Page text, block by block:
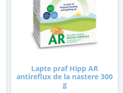
Lapte praf Hipp AR
antireflux de la nastere 300
g